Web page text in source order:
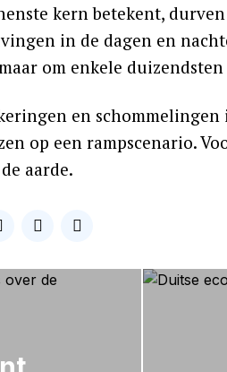
kern betekent,
in de dagen en
om enkele duizendsten
en
op een rampscenario.
aarde.